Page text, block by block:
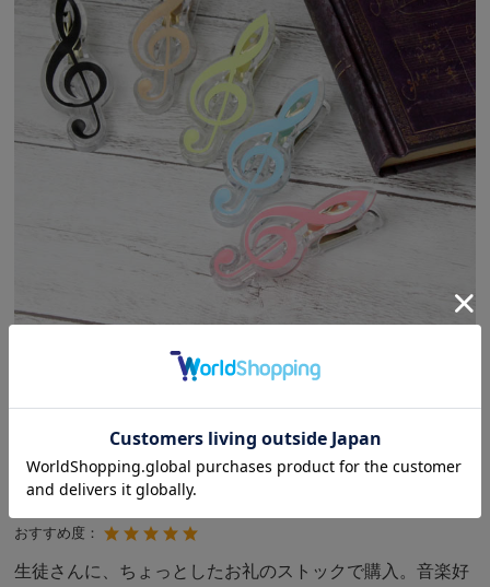
カラーヴァリエーション
おすすめ度：
生徒さんに、ちょっとしたお礼のストックで購入。音楽好